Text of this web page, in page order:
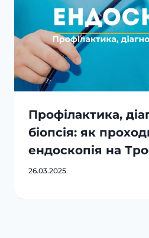
Профілактика,
біопсія: як
ендоскопія на
26.03.2025